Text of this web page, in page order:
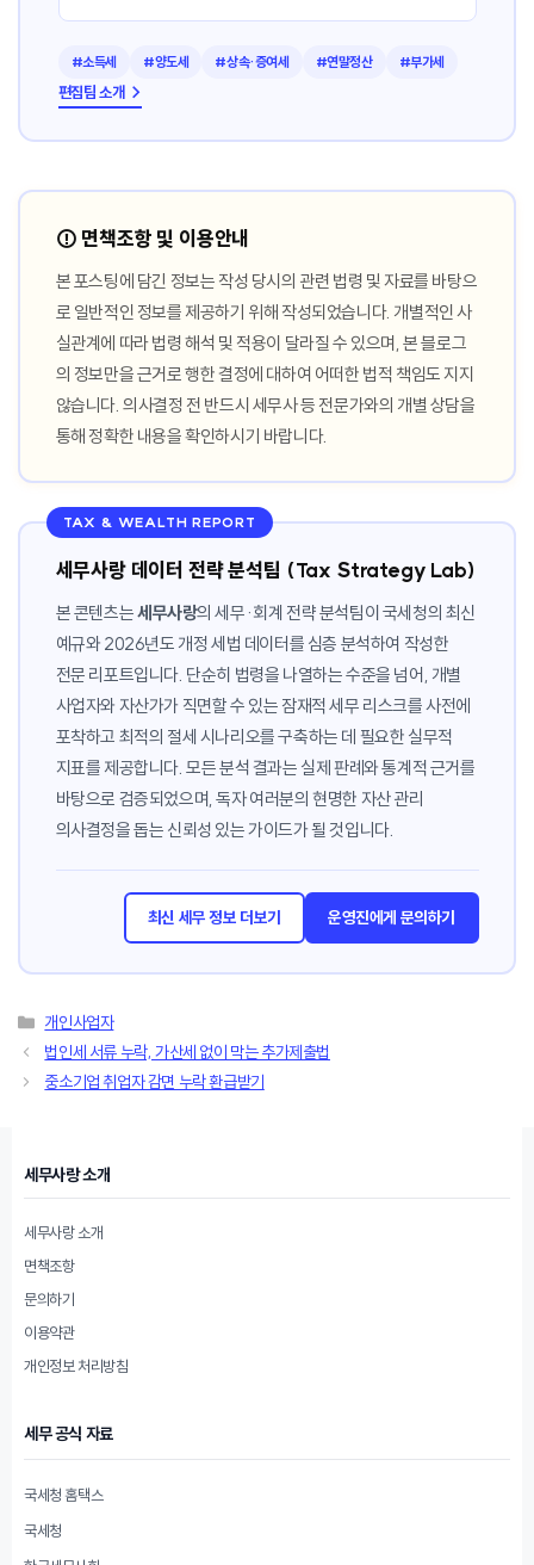
#소득세 #양도세 #상속·증여세 #연말정산 #부가세
편집팀 소개 →
⚠️ 면책조항 및 이용안내
본 포스팅에 담긴 정보는 작성 당시의 관련 법령 및 자료를 바탕으
로 일반적인 정보를 제공하기 위해 작성되었습니다. 개별적인 사
실관계에 따라 법령 해석 및 적용이 달라질 수 있으며, 본 블로그
의 정보만을 근거로 행한 결정에 대하여 어떠한 법적 책임도 지지
않습니다. 의사결정 전 반드시 세무사 등 전문가와의 개별 상담을
통해 정확한 내용을 확인하시기 바랍니다.
TAX & WEALTH REPORT
세무사랑 데이터 전략 분석팀 (Tax Strategy Lab)
본 콘텐츠는세무사랑의 세무·회계 전략 분석팀이 국세청의 최신
예규와 2026년도 개정 세법 데이터를 심층 분석하여 작성한
전문 리포트입니다. 단순히 법령을 나열하는 수준을 넘어, 개별
사업자와 자산가가 직면할 수 있는 잠재적 세무 리스크를 사전에
포착하고 최적의 절세 시나리오를 구축하는 데 필요한 실무적
지표를 제공합니다. 모든 분석 결과는 실제 판례와 통계적 근거를
바탕으로 검증되었으며, 독자 여러분의 현명한 자산 관리
의사결정을 돕는 신뢰성 있는 가이드가 될 것입니다.
최신 세무 정보 더보기 운영진에게 문의하기
카
테
리
개인사업자
법인세 서류 누락, 가산세 없이 막는 추가제출법
중소기업 취업자 감면 누락 환급받기
세무사랑 소개
세무사랑 소개
면책조항
문의하기
이용약관
개인정보 처리방침
세무 공식 자료
국세청 홈택스
국세청